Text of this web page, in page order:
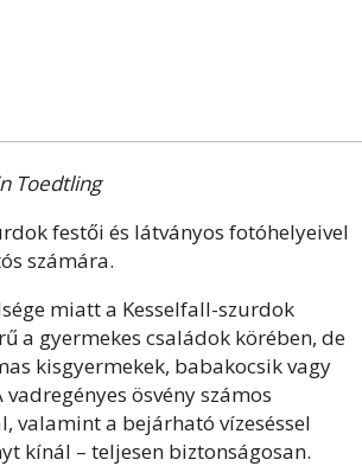
Toedtling
festői és látványos fotóhelyeivel
számára.
miatt a Kesselfall-szurdok
a gyermekes családok körében, de
kisgyermekek, babakocsik vagy
ösvény számos
valamint a bejárható vízeséssel
kínál – teljesen biztonságosan.